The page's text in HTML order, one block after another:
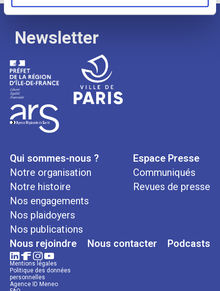
Newsletter
Qui sommes-nous ?
Notre organisation
Notre histoire
Nos engagements
Nos plaidoyers
Nos publications
Espace Presse
Communiqués
Revues de presse
Nous rejoindre Nous contacter Podcasts
Mentions légales
Politique des données
personnelles
Agence ID Meneo